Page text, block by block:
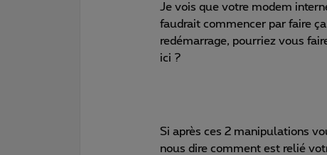
Je vois que votre modem
faudrait commencer par faire
redémarrage, pourriez vous
ici ?
Si après ces 2 manipulations
nous dire comment est relié